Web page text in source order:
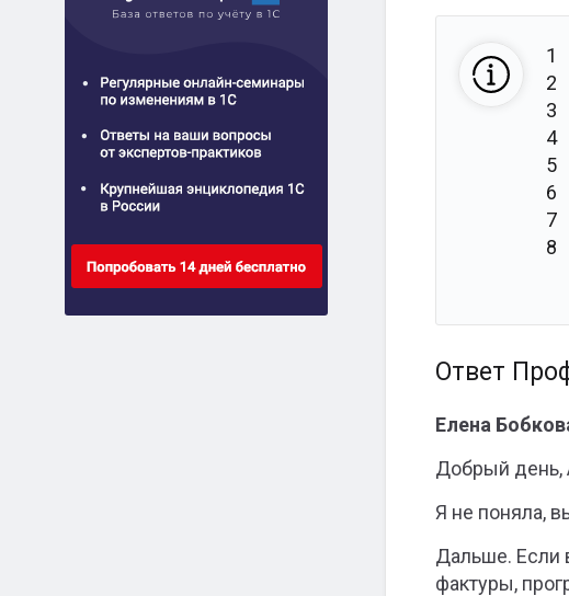
1
2
3
4
5
6
7
8
Ответ
Елена
Добрый день,
Я не поняла,
Дальше. Если
фактуры,